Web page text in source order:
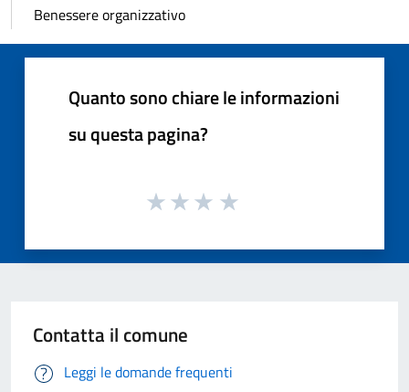
Benessere organizzativo
Quanto sono chiare le informazioni
su questa pagina?
Contatta il comune
Leggi le domande frequenti